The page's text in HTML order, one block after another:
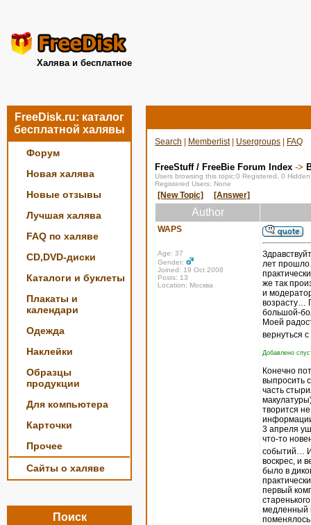
Халява и бесплатное
FreeDisk.ru: каталог
бесплатной халявы
Форум
Новая халява
Новые отзывы
Лучшая халява
FAQ по халяве
CD,DVD-диски
Каталоги и буклеты
Плакаты и
календари
Одежда
Наклейки
Образцы
продукции
Для компьютера
Карточки
Прочее
Сайты о халяве
Поиск
Search Memberlist| Usergroups FAQ
FreeStuff / FreeBie Forum Index ->
Users browsing this topic:0 Registered, 0
Registered Users: None
[New Topic] [Answer]
Author
WAPS
Age: 37
Gender:
Joined: 19 Oct 2008
Posts: 13
Location: Москва
лет
же так
и
возрасту…
большой-
Моей
вернуться
Добавлено
Конечно
выпросить
часть
творится
3 апреля
что-то
событий… И
воскрес, и
было в
первый
медленный